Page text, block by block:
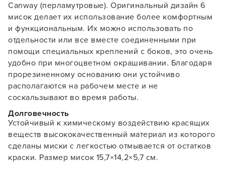
Canway (перламутровые). Оригинальный дизайн 6
мисок делает их использование более комфортным
и функциональным. Их можно использовать по
отдельности или все вместе соединенными при
помощи специальных креплений с боков, это очень
удобно при многоцветном окрашивании. Благодаря
прорезиненному основанию они устойчиво
располагаются на рабочем месте и не
соскальзывают во время работы.
Долговечность
Устойчивый к химическому воздействию красящих
веществ высококачественный материал из которого
сделаны миски с легкостью отмывается от остатков
краски. Размер мисок 15,7×14,2×5,7 см.
Заяц–робот
В новом приложении RedHare Market для Android